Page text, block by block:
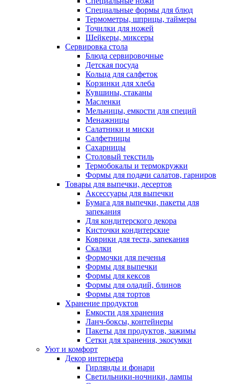
Специальные формы для блюд
Термометры, шприцы, таймеры
Точилки для ножей
Шейкеры, миксеры
Сервировка стола
Блюда сервировочные
Детская посуда
Кольца для салфеток
Корзинки для хлеба
Кувшины, стаканы
Масленки
Мельницы, емкости для специй
Менажницы
Салатники и миски
Салфетницы
Сахарницы
Столовый текстиль
Термобокалы и термокружки
Формы для подачи салатов, гарниров
Товары для выпечки, десертов
Аксессуары для выпечки
Бумага для выпечки, пакеты для
запекания
Для кондитерского декора
Кисточки кондитерские
Коврики для теста, запекания
Скалки
Формочки для печенья
Формы для выпечки
Формы для кексов
Формы для оладий, блинов
Формы для тортов
Хранение продуктов
Емкости для хранения
Ланч-боксы, контейнеры
Пакеты для продуктов, зажимы
Сетки для хранения, экосумки
Уют и комфорт
Декор интерьера
Гирлянды и фонари
Светильники-ночники, лампы